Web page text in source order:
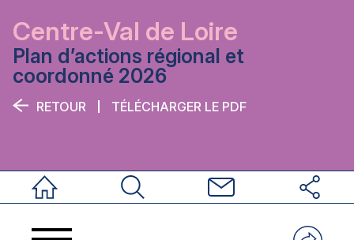
Accueil Rechercher Nous contacter Réseaux
Centre-Val de Loire
Plan d’actions régional et
coordonné 2026
RETOUR TÉLÉCHARGER LE PDF